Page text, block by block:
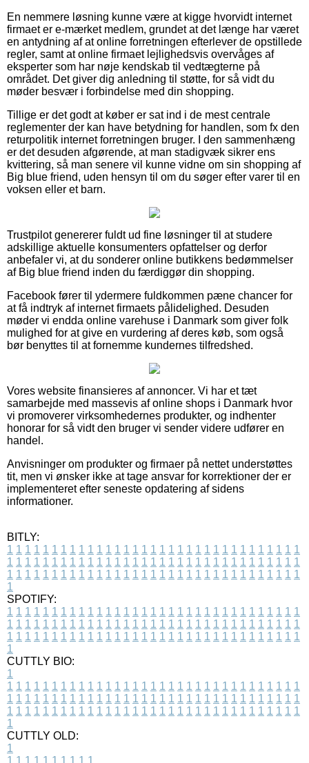
En nemmere løsning kunne være at kigge hvorvidt internet
firmaet er e-mærket medlem, grundet at det længe har været
en antydning af at online forretningen efterlever de opstillede
regler, samt at online firmaet lejlighedsvis overvåges af
eksperter som har nøje kendskab til vedtægterne på
området. Det giver dig anledning til støtte, for så vidt du
møder besvær i forbindelse med din shopping.
Tillige er det godt at køber er sat ind i de mest centrale
reglementer der kan have betydning for handlen, som fx den
returpolitik internet forretningen bruger. I den sammenhæng
er det desuden afgørende, at man stadigvæk sikrer ens
kvittering, så man senere vil kunne vidne om sin shopping af
Big blue friend, uden hensyn til om du søger efter varer til en
voksen eller et barn.
Trustpilot genererer fuldt ud fine løsninger til at studere
adskillige aktuelle konsumenters opfattelser og derfor
anbefaler vi, at du sonderer online butikkens bedømmelser
af Big blue friend inden du færdiggør din shopping.
Facebook fører til ydermere fuldkommen pæne chancer for
at få indtryk af internet firmaets pålidelighed. Desuden
møder vi endda online varehuse i Danmark som giver folk
mulighed for at give en vurdering af deres køb, som også
bør benyttes til at fornemme kundernes tilfredshed.
Vores website finansieres af annoncer. Vi har et tæt
samarbejde med massevis af online shops i Danmark hvor
vi promoverer virksomhedernes produkter, og indhenter
honorar for så vidt den bruger vi sender videre udfører en
handel.
Anvisninger om produkter og firmaer på nettet understøttes
tit, men vi ønsker ikke at tage ansvar for korrektioner der er
implementeret efter seneste opdatering af sidens
informationer.
BITLY:
1 1 1 1 1 1 1 1 1 1 1 1 1 1 1 1 1 1 1 1 1 1 1 1 1 1 1 1 1 1 1 1 1
1 1 1 1 1 1 1 1 1 1 1 1 1 1 1 1 1 1 1 1 1 1 1 1 1 1 1 1 1 1 1 1 1
1 1 1 1 1 1 1 1 1 1 1 1 1 1 1 1 1 1 1 1 1 1 1 1 1 1 1 1 1 1 1 1 1
1
SPOTIFY:
1 1 1 1 1 1 1 1 1 1 1 1 1 1 1 1 1 1 1 1 1 1 1 1 1 1 1 1 1 1 1 1 1
1 1 1 1 1 1 1 1 1 1 1 1 1 1 1 1 1 1 1 1 1 1 1 1 1 1 1 1 1 1 1 1 1
1 1 1 1 1 1 1 1 1 1 1 1 1 1 1 1 1 1 1 1 1 1 1 1 1 1 1 1 1 1 1 1 1
1
CUTTLY BIO:
1
1 1 1 1 1 1 1 1 1 1 1 1 1 1 1 1 1 1 1 1 1 1 1 1 1 1 1 1 1 1 1 1 1
1 1 1 1 1 1 1 1 1 1 1 1 1 1 1 1 1 1 1 1 1 1 1 1 1 1 1 1 1 1 1 1 1
1 1 1 1 1 1 1 1 1 1 1 1 1 1 1 1 1 1 1 1 1 1 1 1 1 1 1 1 1 1 1 1 1
1
CUTTLY OLD:
1
1 1 1 1 1 1 1 1 1 1